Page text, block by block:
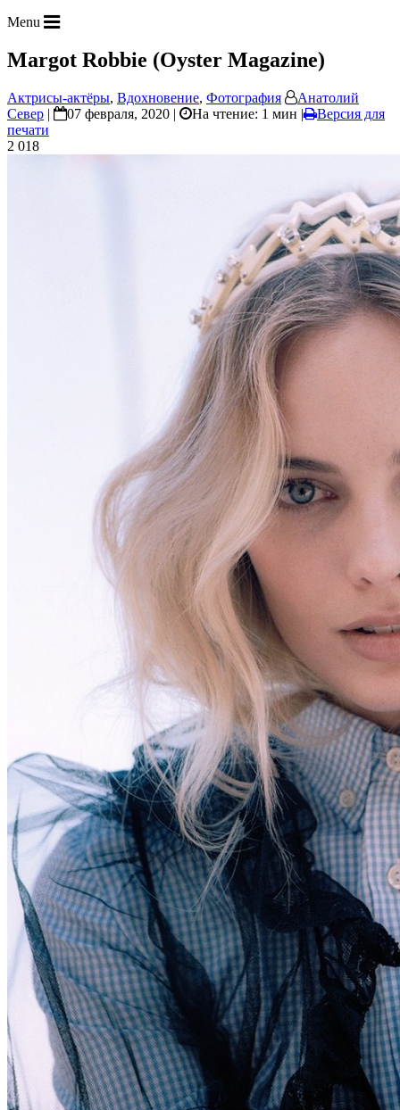
Menu
Margot Robbie (Oyster Magazine)
Актрисы-актёры, Вдохновение, Фотография
Анатолий
Север | 07 февраля, 2020 | На чтение: 1 мин |
Версия для
печати
2 018